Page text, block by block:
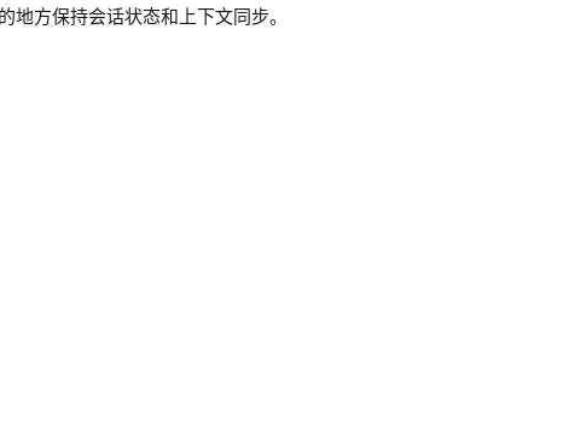
方保持会话状态和上下文同步。